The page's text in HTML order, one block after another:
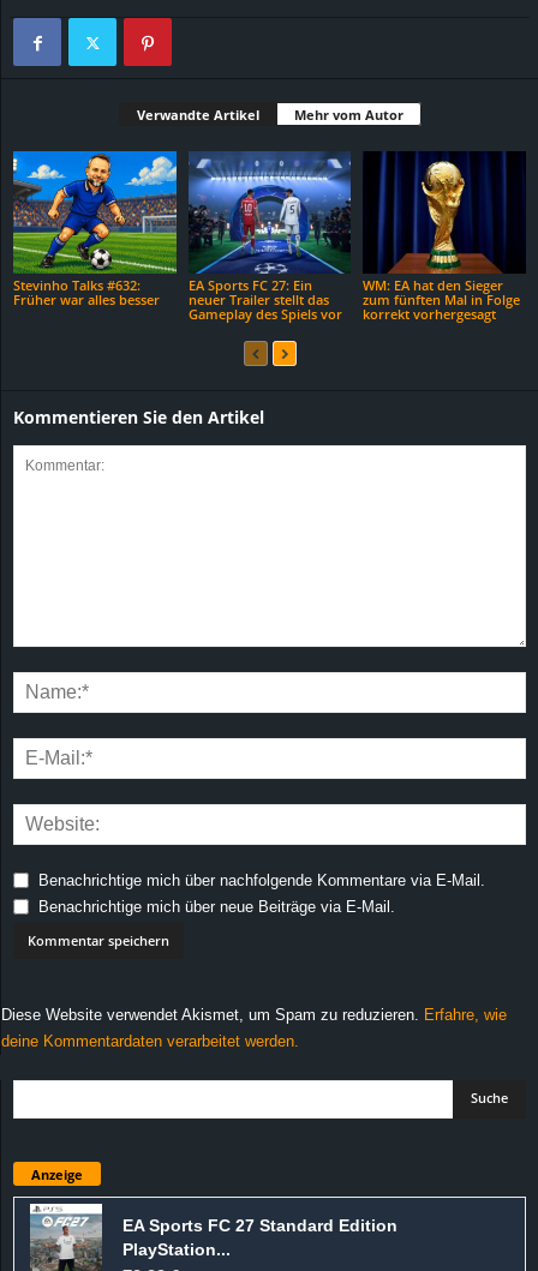
Verwandte Artikel Mehr vom Autor
Stevinho Talks #632:
Früher war alles besser
EA Sports FC 27: Ein
neuer Trailer stellt das
Gameplay des Spiels vor
WM: EA hat den Sieger
zum fünften Mal in Folge
korrekt vorhergesagt
Kommentieren Sie den Artikel
Benachrichtige mich über nachfolgende Kommentare via E-Mail.
Benachrichtige mich über neue Beiträge via E-Mail.
Diese Website verwendet Akismet, um Spam zu reduzieren.
Erfahre, wie
deine Kommentardaten verarbeitet werden.
Anzeige
EA Sports FC 27 Standard Edition
PlayStation...